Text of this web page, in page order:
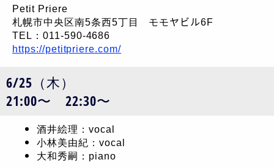
Petit Priere
札幌市中央区南5条西5丁目 モモヤビル6F
TEL：011-590-4686
https://petitpriere.com/
6/25（木）
21:00〜 22:30〜
酒井絵理：vocal
小林美由紀：vocal
大和秀嗣：piano